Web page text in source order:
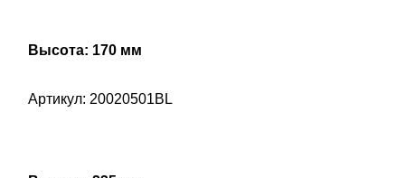
Высота: 170 мм
Артикул: 20020501BL